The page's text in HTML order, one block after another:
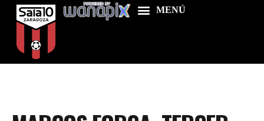
Food & Drink